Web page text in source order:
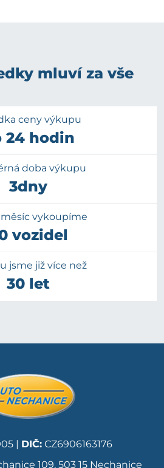
mluví za vše
ceny výkupu
24 hodin
doba výkupu
3dny
měsíc vykoupíme
vozidel
jsme již více než
30 let
| DIČ:CZ6906163176
109, 503 15 Nechanice